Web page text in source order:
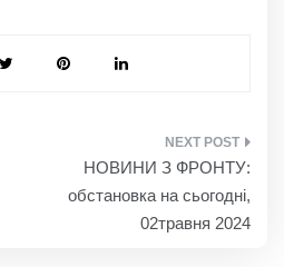
НОВИНИ З ФРОНТУ:
обстановка на сьогодні,
02травня 2024